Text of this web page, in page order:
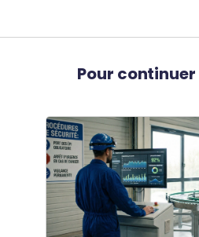
Pour continuer